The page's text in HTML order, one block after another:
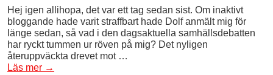
Hej igen allihopa, det var ett tag sedan sist. Om inaktivt
bloggande hade varit straffbart hade Dolf anmält mig för
länge sedan, så vad i den dagsaktuella samhällsdebatten
har ryckt tummen ur röven på mig? Det nyligen
återuppväckta drevet mot …
Läs mer →